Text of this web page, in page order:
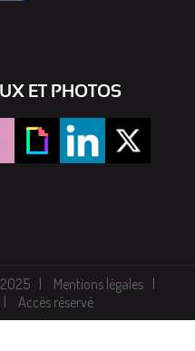
ET PHOTOS
Mentions légales
Accès réservé